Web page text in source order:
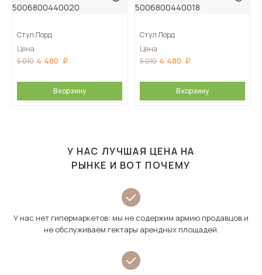
Стул Лорд
Цена
5 010 4 480
В корзину
Стул Лорд
Цена
5 010 4 480
В корзину
У НАС ЛУЧШАЯ ЦЕНА НА
РЫНКЕ И ВОТ ПОЧЕМУ
У нас нет гипермаркетов: мы не содержим армию продавцов и
не обслуживаем гектары арендных площадей.